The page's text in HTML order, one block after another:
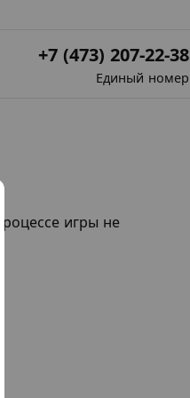
+7 (473) 207-22-38
Единый номер
игры не